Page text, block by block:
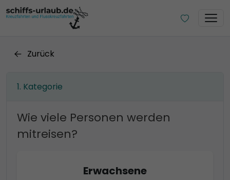
Zurück
Kategorie
Wie viele Personen werden
mitreisen?
Erwachsene